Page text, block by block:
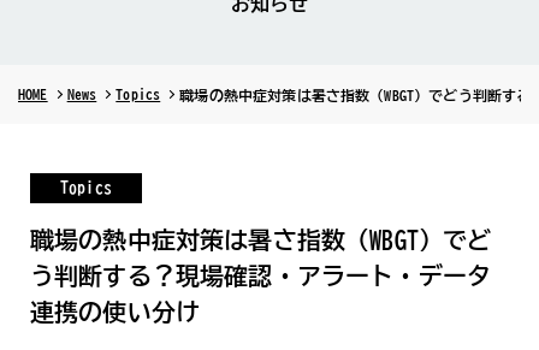
HOME News Topics 職場の熱中症対策は暑さ指数（WBGT）でどう判断す
Topics
職場の熱中症対策は暑さ指数（WBGT）でど
う判断する？現場確認・アラート・データ
連携の使い分け